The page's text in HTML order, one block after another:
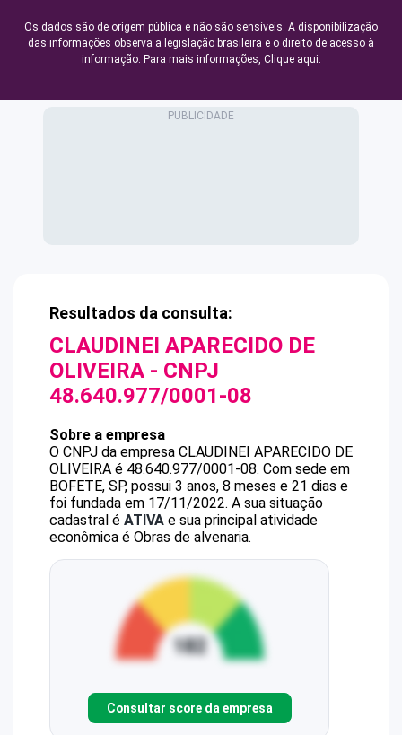
Os dados são de origem pública e não são sensíveis. A disponibilização
das informações observa a legislação brasileira e o direito de acesso à
informação. Para mais informações, Clique aqui.
Resultados da consulta:
CLAUDINEI APARECIDO DE
OLIVEIRA - CNPJ
48.640.977/0001-08
Sobre a empresa
O CNPJ da empresa CLAUDINEI APARECIDO DE
OLIVEIRA é 48.640.977/0001-08. Com sede em
BOFETE, SP, possui 3 anos, 8 meses e 21 dias e
foi fundada em 17/11/2022. A sua situação
cadastral é ATIVA e sua principal atividade
econômica é Obras de alvenaria.
Consultar score da empresa